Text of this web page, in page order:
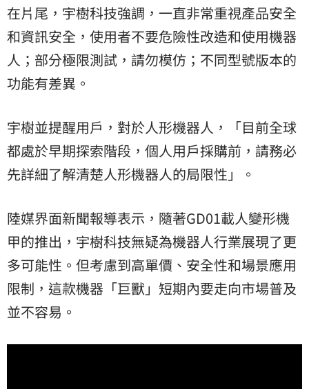
在片尾，宇樹科技強調，一直非常重視產品安全
和資訊安全，使用者不要危險性改造和使用機器
人；部分極限測試，請勿模仿；不同型號版本的
功能有差異。
宇樹並提醒用戶，對於人形機器人，「目前全球
都處於早期探索階段，個人用戶採購前，請務必
先詳細了解清楚人形機器人的局限性」。
陸媒界面新聞報導表示，隨著GD01載人變形機
甲的推出，宇樹科技無疑為機器人行業展現了更
多可能性。但考慮到高單價、安全性和場景應用
限制，這款機器「巨獸」短期內要走向市場普及
並不容易。